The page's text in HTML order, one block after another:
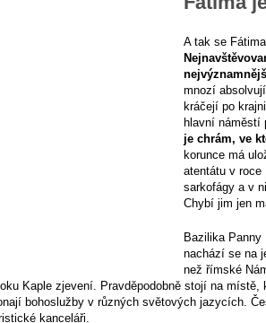
A tak se
mnozí
kráčejí po
hlavní náměstí
je chrám, ve
korunce má
atentátu v roce
sarkofágy a v
Chybí jim jen
Bazilika Panny
nachází se na
než římské
Kaple zjevení. Pravděpodobně stojí na
bohoslužby v různých světových jazycích.
kanceláři.